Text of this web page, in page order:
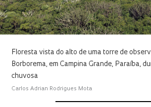
Floresta vista do alto de uma torre de
Borborema, em Campina Grande, Paraíba,
chuvosa
Carlos Adrian Rodrigues Mota